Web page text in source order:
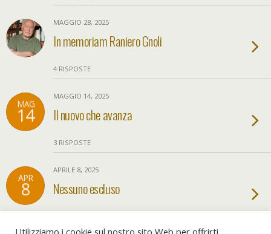
MAGGIO 28, 2025
In memoriam Raniero Gnoli
4 RISPOSTE
MAG
14
MAGGIO 14, 2025
Il nuovo che avanza
3 RISPOSTE
APR
8
APRILE 8, 2025
Nessuno escluso
Utilizziamo i cookie sul nostro sito Web per offrirti